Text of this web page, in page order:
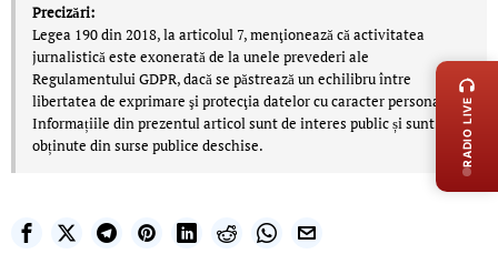
Precizări:
Legea 190 din 2018, la articolul 7, menţionează că activitatea
jurnalistică este exonerată de la unele prevederi ale
Regulamentului GDPR, dacă se păstrează un echilibru între
libertatea de exprimare şi protecţia datelor cu caracter personal.
Informațiile din prezentul articol sunt de interes public și sunt
obținute din surse publice deschise.
RADIO LIVE